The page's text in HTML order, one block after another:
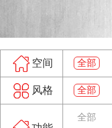
空间 全部
风格 全部
全部